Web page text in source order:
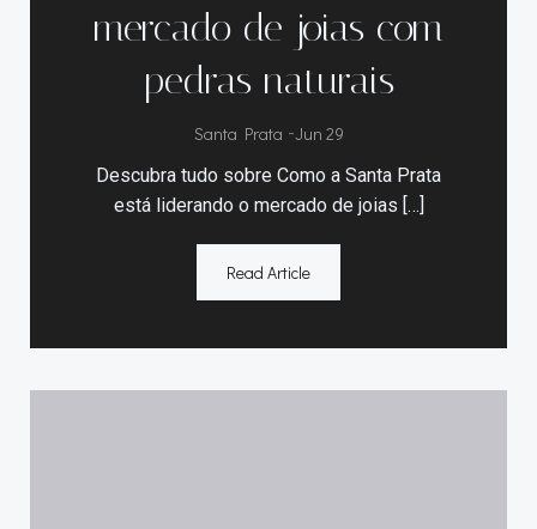
mercado de joias com
pedras naturais
Santa Prata -Jun 29
Descubra tudo sobre Como a Santa Prata
está liderando o mercado de joias […]
Read Article